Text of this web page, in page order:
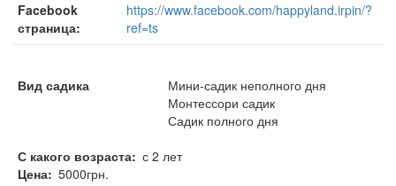
Facebook
страница
https://www.facebook.com/happyland.irpin/?
ref=ts
Вид садика
Мини-садик неполного дня
Монтессори садик
Садик полного дня
С какого возраста с 2 лет
Цена 5000грн.